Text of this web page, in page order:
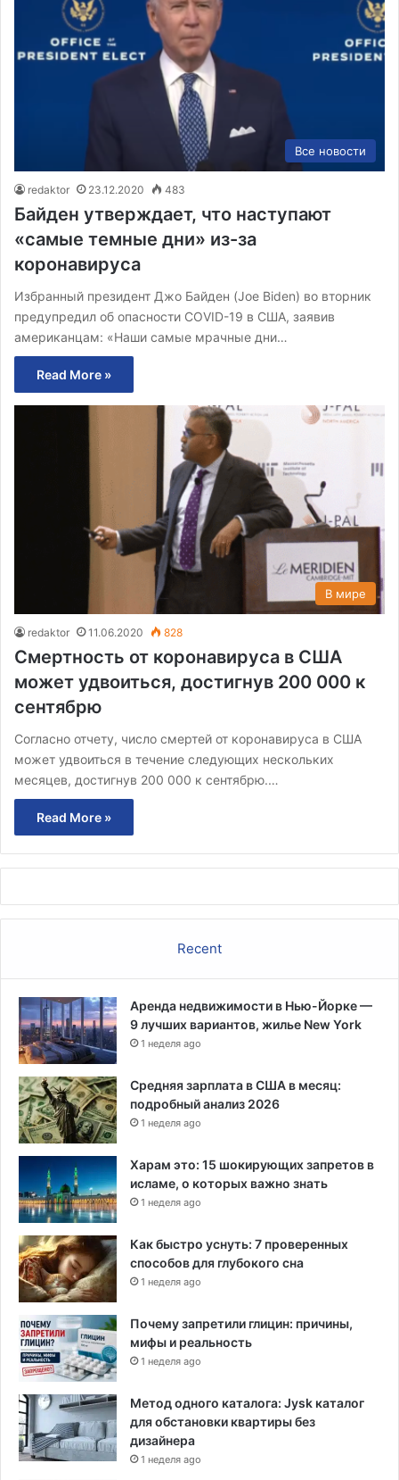
Все новости
redaktor 23.12.2020 483
Байден утверждает, что наступают
«самые темные дни» из-за
коронавируса
Избранный президент Джо Байден (Joe Biden) во вторник
предупредил об опасности COVID-19 в США, заявив
американцам: «Наши самые мрачные дни…
Read More »
В мире
redaktor 11.06.2020 828
Смертность от коронавируса в США
может удвоиться, достигнув 200 000 к
сентябрю
Согласно отчету, число смертей от коронавируса в США
может удвоиться в течение следующих нескольких
месяцев, достигнув 200 000 к сентябрю.…
Read More »
Recent
Аренда недвижимости в Нью-Йорке —
9 лучших вариантов, жилье New York
1 неделя ago
Средняя зарплата в США в месяц:
подробный анализ 2026
1 неделя ago
Харам это: 15 шокирующих запретов в
исламе, о которых важно знать
1 неделя ago
Как быстро уснуть: 7 проверенных
способов для глубокого сна
1 неделя ago
Почему запретили глицин: причины,
мифы и реальность
1 неделя ago
Метод одного каталога: Jysk каталог
для обстановки квартиры без
дизайнера
1 неделя ago